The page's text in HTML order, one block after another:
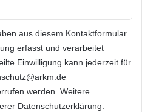
aus diesem Kontaktformular
erfasst und verarbeitet
Einwilligung kann jederzeit für
werden. Weitere
Datenschutzerklärung